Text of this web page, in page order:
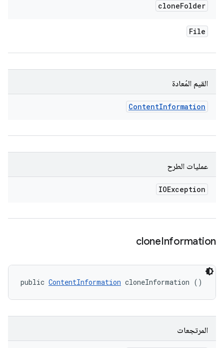
cloneFolder
File
القيم المُعادة
ContentInformation
عمليات الطرح
IOException
cloneInformation
public ContentInformation cloneInformation ()
المرتجعات